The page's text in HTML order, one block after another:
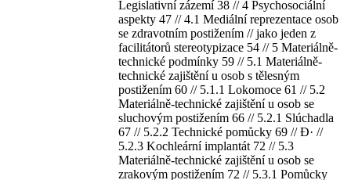
Legislativní zázemí 38 // 4 Psychosociální
aspekty 47 // 4.1 Mediální reprezentace osob
se zdravotním postižením //jako jeden z
facilitátorů stereotypizace 54 // 5 Materiálně-
technické podmínky 59 // 5.1 Materiálně-
technické zajištění u osob s tělesným
postižením 60 // 5.1.1 Lokomoce 61 // 5.2
Materiálně-technické zajištění u osob se
sluchovým postižením 66 // 5.2.1 Slúchadla
67 // 5.2.2 Technické pomůcky 69 // Đ· //
5.2.3 Kochleární implantát 72 // 5.3
Materiálně-technické zajištění u osob se
zrakovým postižením 72 // 5.3.1 Pomůcky